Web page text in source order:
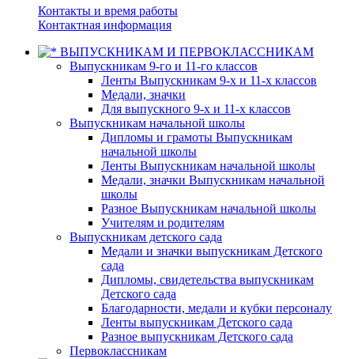
Контакты и время работы
Контактная информация
ВЫПУСКНИКАМ И ПЕРВОКЛАССНИКАМ
Выпускникам 9-го и 11-го классов
Ленты Выпускникам 9-х и 11-х классов
Медали, значки
Для выпускного 9-х и 11-х классов
Выпускникам начальной школы
Дипломы и грамоты Выпускникам
начальной школы
Ленты Выпускникам начальной школы
Медали, значки Выпускникам начальной
школы
Разное Выпускникам начальной школы
Учителям и родителям
Выпускникам детского сада
Медали и значки выпускникам Детского
сада
Дипломы, свидетельства выпускникам
Детского сада
Благодарности, медали и кубки персоналу
Ленты выпускникам Детского сада
Разное выпускникам Детского сада
Первоклассникам